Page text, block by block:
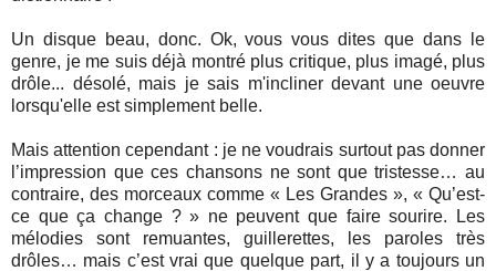
Un disque beau, donc. Ok, vous vous dites que dans le
genre, je me suis déjà montré plus critique, plus imagé, plus
drôle... désolé, mais je sais m'incliner devant une oeuvre
lorsqu'elle est simplement belle.
Mais attention cependant : je ne voudrais surtout pas donner
l’impression que ces chansons ne sont que tristesse… au
contraire, des morceaux comme « Les Grandes », « Qu’est-
ce que ça change ? » ne peuvent que faire sourire. Les
mélodies sont remuantes, guillerettes, les paroles très
drôles… mais c’est vrai que quelque part, il y a toujours un